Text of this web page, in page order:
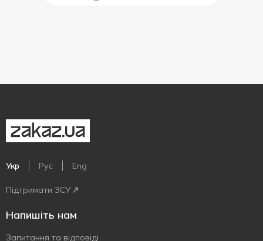
Укр Рус Eng
Підтримати ЗСУ
Напишіть нам
Запитання та відповіді